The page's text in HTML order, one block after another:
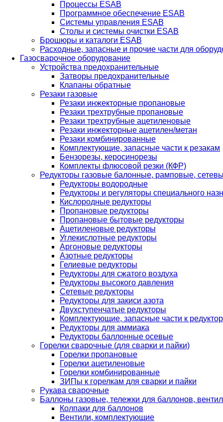
Процессы ESAB
Программное обеспечение ESAB
Системы управления ESAB
Столы и системы очистки ESAB
Брошюры и каталоги ESAB
Расходные, запасные и прочие части для
Газосварочное оборудование
Устройства предохранительные
Затворы предохранительные
Клапаны обратные
Резаки газовые
Резаки инжекторные пропановые
Резаки трехтрубные пропановые
Резаки трехтрубные ацетиленовые
Резаки инжекторные ацетилен/метан
Резаки комбинированные
Комплектующие, запасные части к резакам
Бензорезы, керосинорезы
Комплекты флюсовой резки (КФР)
Редукторы газовые балонные, рамповые,
Редукторы водородные
Редукторы и регуляторы специального
Кислородные редукторы
Пропановые редукторы
Пропановые бытовые редукторы
Ацетиленовые редукторы
Углекислотные редукторы
Аргоновые редукторы
Азотные редукторы
Гелиевые редукторы
Редукторы для сжатого воздуха
Редукторы высокого давления
Сетевые редукторы
Редукторы для закиси азота
Двухступенчатые редукторы
Комплектующие, запасные части к
Редукторы для аммиака
Редукторы баллонные осевые
Горелки сварочные (для сварки и пайки)
Горелки пропановые
Горелки ацетиленовые
Горелки комбинированные
ЗИПы к горелкам для сварки и пайки
Рукава сварочные
Баллоны газовые, тележки для баллонов,
Колпаки для баллонов
Вентили, комплектующие